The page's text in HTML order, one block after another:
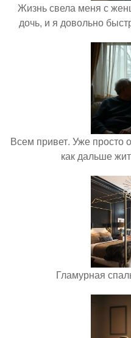
Жизнь свела меня с
дочь, и я довольно
Всем привет. Уже просто
как дальше
Гламурная